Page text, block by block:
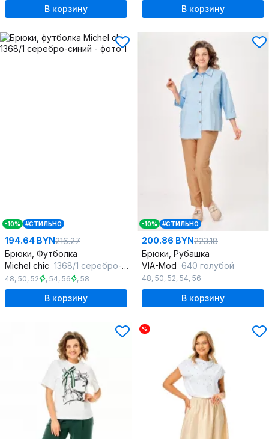
В корзину В корзину
-10% #СТИЛЬНО
194.64 BYN216.27
Брюки, Футболка
Michel chic 1368/1 серебро-синий
48, 50, 52 , 54, 56 , 58
В корзину
-10% #СТИЛЬНО
200.86 BYN223.18
Брюки, Рубашка
VIA-Mod 640 голубой
48, 50, 52, 54, 56
В корзину
%